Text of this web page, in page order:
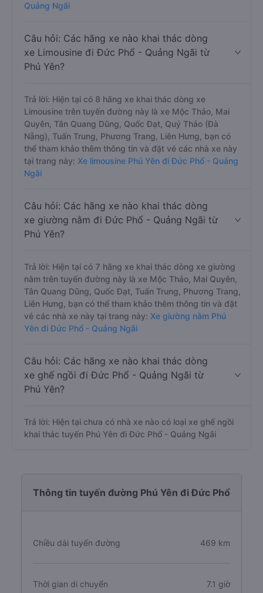
Quảng Ngãi
Câu hỏi: Các hãng xe nào khai thác dòng
xe Limousine đi Đức Phổ - Quảng Ngãi từ
Phú Yên?
Trả lời: Hiện tại có 8 hãng xe khai thác dòng xe
Limousine trên tuyến đường này là xe Mộc Thảo, Mai
Quyên, Tân Quang Dũng, Quốc Đạt, Quý Thảo (Đà
Nẵng), Tuấn Trung, Phương Trang, Liên Hưng, bạn có
thể tham khảo thêm thông tin và đặt vé các nhà xe này
tại trang này: Xe limousine Phú Yên đi Đức Phổ - Quảng
Ngãi
Câu hỏi: Các hãng xe nào khai thác dòng
xe giường nằm đi Đức Phổ - Quảng Ngãi từ
Phú Yên?
Trả lời: Hiện tại có 7 hãng xe khai thác dòng xe giường
nằm trên tuyến đường này là xe Mộc Thảo, Mai Quyên,
Tân Quang Dũng, Quốc Đạt, Tuấn Trung, Phương Trang,
Liên Hưng, bạn có thể tham khảo thêm thông tin và đặt
vé các nhà xe này tại trang này: Xe giường nằm Phú
Yên đi Đức Phổ - Quảng Ngãi
Câu hỏi: Các hãng xe nào khai thác dòng
xe ghế ngồi đi Đức Phổ - Quảng Ngãi từ
Phú Yên?
Trả lời: Hiện tại chưa có nhà xe nào có loại xe ghế ngồi
khai thác tuyến Phú Yên đi Đức Phổ - Quảng Ngãi
Thông tin tuyến đường Phú Yên đi Đức Phổ
Chiều dài tuyến đường 469 km
Thời gian di chuyển 7.1 giờ